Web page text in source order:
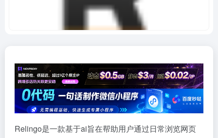
Relingo是一款基于ai旨在帮助用户通过日常浏览网页